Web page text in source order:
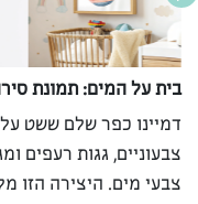
בית על המים: תמונת
דמיינו כפר שלם ששט
צבעוניים, גגות רעפים
צבעי מים. היצירה הזו